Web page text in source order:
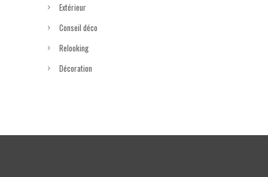
Extérieur
Conseil déco
Relooking
Décoration